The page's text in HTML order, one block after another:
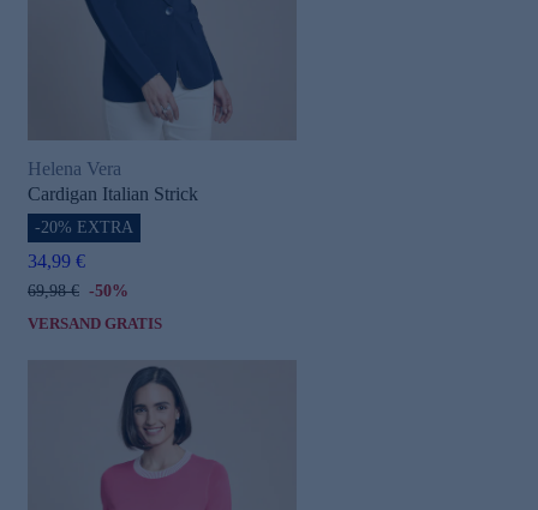
Helena Vera
Cardigan Italian Strick
-20% EXTRA
34,99 €
69,98 € -50%
VERSAND GRATIS